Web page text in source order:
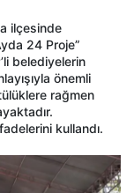
ilçesinde
24 Proje”
belediyelerin
önemli
rağmen
kullandı.